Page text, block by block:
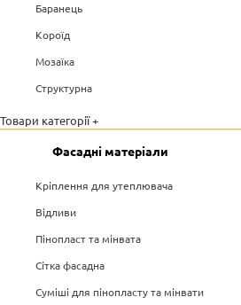
Баранець
Короїд
Мозаїка
Структурна
Товари категорії +
Фасадні матеріали
Кріплення для утеплювача
Відливи
Пінопласт та мінвата
Сітка фасадна
Суміші для пінопласту та мінвати